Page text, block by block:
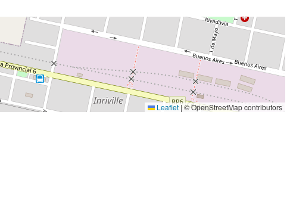
Leaflet|© OpenStreetMap contributors